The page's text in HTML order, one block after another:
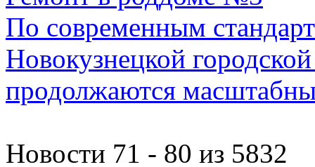
По современным
Новокузнецкой
продолжаются
Новости 71 - 80 из 5832